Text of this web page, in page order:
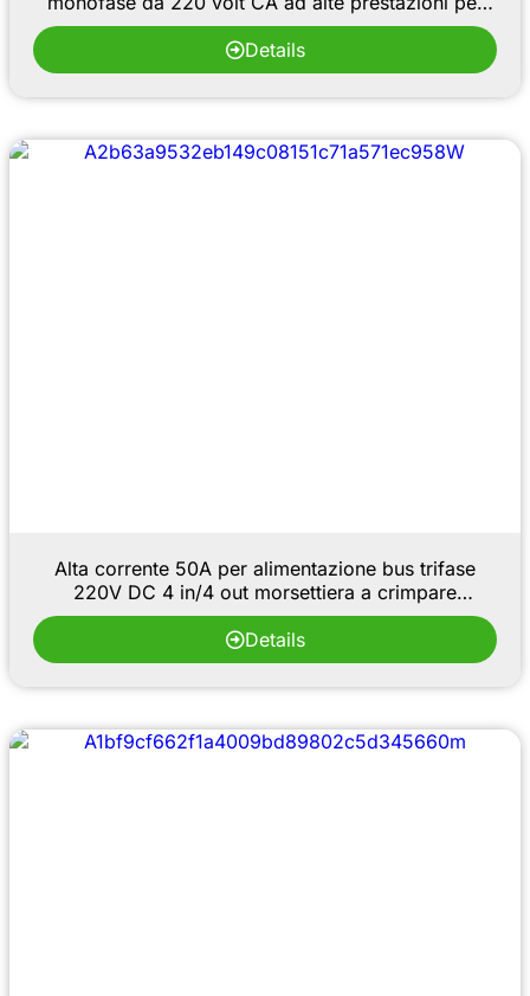
l'installazione su guida DIN di armadietti per PLC
Details
Alta corrente 50A per alimentazione bus trifase
220V DC 4 in/4 out morsettiera a crimpare
inserimento a molla in contatti di rame a 2 pin
Details